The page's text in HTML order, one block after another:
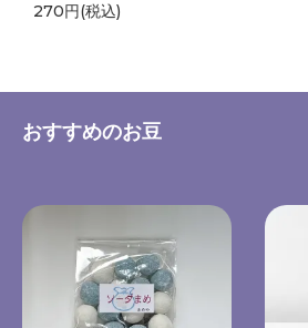
270円(税込)
おすすめのお豆